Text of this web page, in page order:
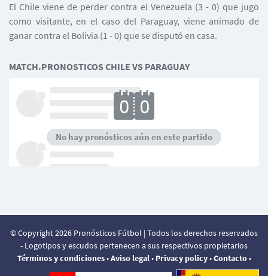
MATCH.PRONOSTICOS CHILE VS PARAGUAY
No hay pronósticos aún en este partido
El Chile viene de perder contra el Venezuela (3 - 0) que jugo
como visitante, en el caso del Paraguay, viene animado de
ganar contra el Bolivia (1 - 0) que se disputó en casa.
© Copyright 2026 Pronósticos Fútbol | Todos los derechos reservados
- Logotipos y escudos pertenecen a sus respectivos propietarios
Términos y condiciones•Aviso legal• Privacy policy•Contacto•